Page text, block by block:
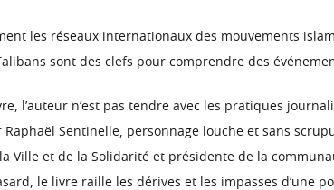
les réseaux internationaux des mouvements
sont des clefs pour comprendre des
l’auteur n’est pas tendre avec les pratiques
Sentinelle, personnage louche et sans
Ville et de la Solidarité et présidente de la
le livre raille les dérives et les impasses d’une